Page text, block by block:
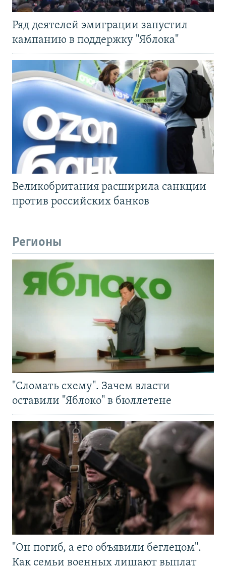
Ряд деятелей эмиграции запустил
кампанию в поддержку "Яблока"
Великобритания расширила санкции
против российских банков
Регионы
"Сломать схему". Зачем власти
оставили "Яблоко" в бюллетене
"Он погиб, а его объявили беглецом".
Как семьи военных лишают выплат